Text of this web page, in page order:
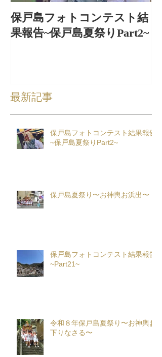
保戸島フォトコンテスト結
果報告~保戸島夏祭りPart2~
最新記事
保戸島フォトコンテスト結果報告
~保戸島夏祭りPart2~
保戸島夏祭り〜お神輿お浜出〜
保戸島フォトコンテスト結果報告
~Part21~
令和８年保戸島夏祭り〜お神輿お
下りなさる〜